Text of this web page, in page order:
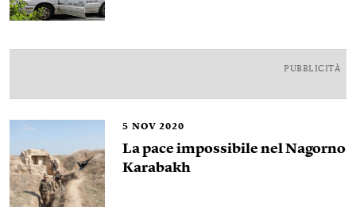
PUBBLICITÀ
5 NOV 2020
La pace impossibile nel Nagorno
Karabakh